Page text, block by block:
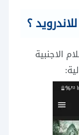
الاجنبية